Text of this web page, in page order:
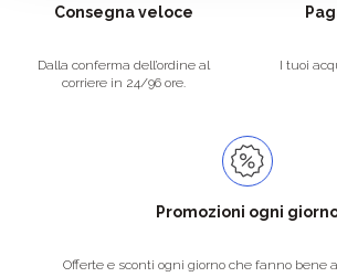
Consegna veloce
Dalla conferma dell’ordine al
corriere in 24/96 ore.
I tuoi
Promozioni ogni
Offerte e sconti ogni giorno che fanno bene